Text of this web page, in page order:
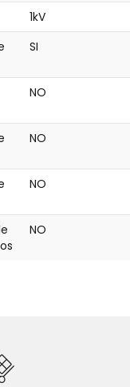
1kV
SI
NO
NO
NO
NO